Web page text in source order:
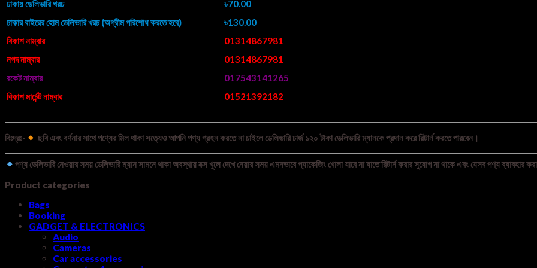
ঢাকায় ডেলিভারি খরচ
৳70.00
ঢাকার বাইরের হোম ডেলিভারি খরচ (অগ্রীম পরিশোধ করতে হবে)
৳130.00
বিকাশ নাম্বার
01314867981
নগদ নাম্বার
01314867981
রকেট নাম্বার
017543141265
বিকাশ মার্চেন্ট নাম্বার
01521392182
বিঃদ্রঃ- ছবি এবং বর্ণনার সাথে পণ্যের মিল থাকা সত্যেও আপনি পণ্য গ্রহন করতে না চাইলে ডেলিভারি চার্জ ১২০ টাকা ডেলিভারি ম্যানকে প্রদান করে রিটার্ন করতে পারবেন।
পণ্য ডেলিভারি নেওয়ার সময় ডেলিভারি ম্যান সামনে থাকা অবস্থায় বক্স খুলে দেখে নেয়ার সময় এমনভাবে প্যাকেজিং খোলা যাবে না যাতে রিটার্ন করার সুযোগ না থাকে এবং যেসব পণ্য ব্যাবহার
Product categories
Bags
Booking
GADGET & ELECTRONICS
Audio
Cameras
Car accessories